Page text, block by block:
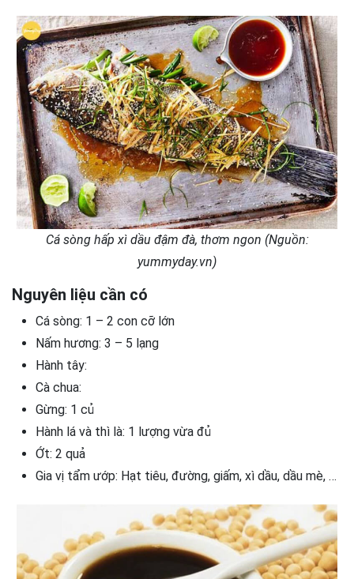
Cá sòng hấp xì dầu đậm đà, thơm ngon (Nguồn:
yummyday.vn)
Nguyên liệu cần có
Cá sòng: 1 – 2 con cỡ lớn
Nấm hương: 3 – 5 lạng
Hành tây:
Cà chua:
Gừng: 1 củ
Hành lá và thì là: 1 lượng vừa đủ
Ớt: 2 quả
Gia vị tẩm ướp: Hạt tiêu, đường, giấm, xì dầu, dầu mè, …